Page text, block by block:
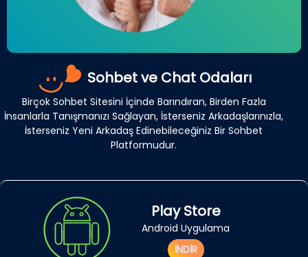
Sohbet ve Chat Odaları
Birçok Sohbet Sitesini İçinde Barındıran, Birden Fazla
İnsanlarla Tanışmanızı Sağlayan, İsterseniz Arkadaşlarınızla,
İsterseniz Yeni Arkadaş Edinebileceğiniz Bir Sohbet
Platformudur.
Play Store
Android Uygulama
İNDİR